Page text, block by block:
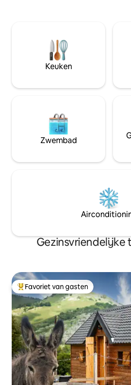
Keuken
Zwembad
Gezinsvriendelijke
Topfavoriet van gasten
Favoriet van gasten